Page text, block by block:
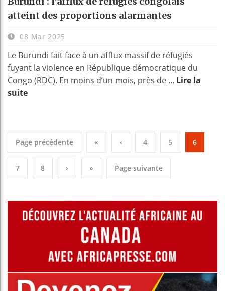
atteint des proportions alarmantes
08 Mar 2025
Le Burundi fait face à un afflux massif de réfugiés
fuyant la violence en République démocratique du
Congo (RDC). En moins d’un mois, près de ... Lire la
suite
Page précédente « ‹ 4 5 6
7 8 › » Page suivante